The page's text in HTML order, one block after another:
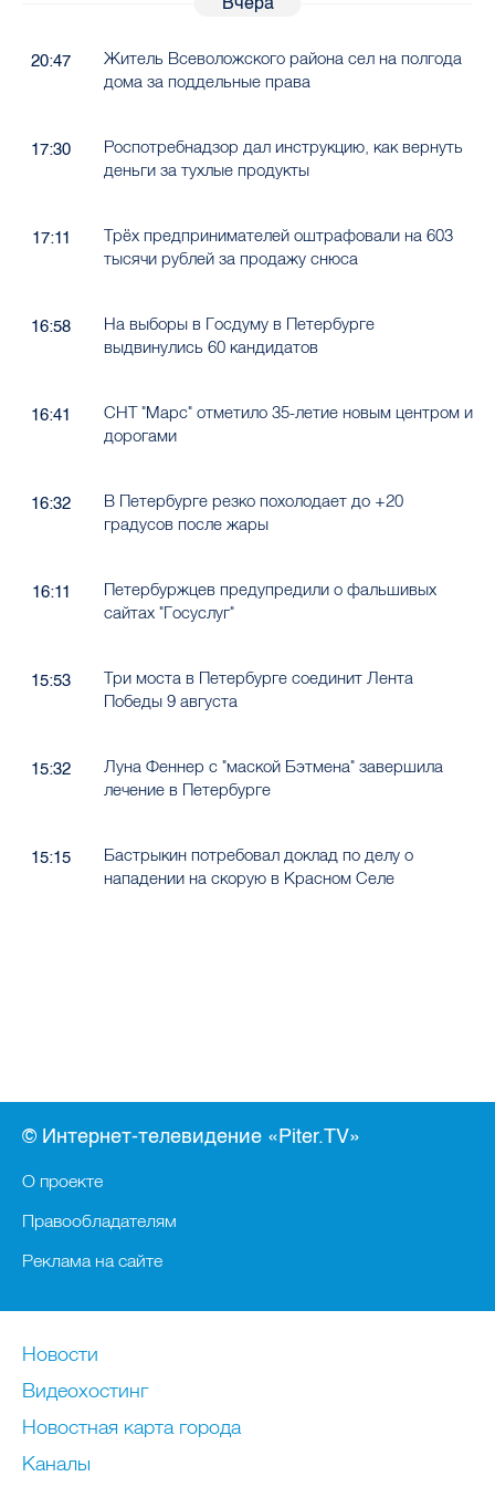
20:47
Житель Всеволожского района сел на полгода
дома за поддельные права
17:30
Роспотребнадзор дал инструкцию, как вернуть
деньги за тухлые продукты
17:11
Трёх предпринимателей оштрафовали на 603
тысячи рублей за продажу снюса
16:58
На выборы в Госдуму в Петербурге
выдвинулись 60 кандидатов
16:41
СНТ "Марс" отметило 35-летие новым центром и
дорогами
16:32
В Петербурге резко похолодает до +20
градусов после жары
16:11
Петербуржцев предупредили о фальшивых
сайтах "Госуслуг"
15:53
Три моста в Петербурге соединит Лента
Победы 9 августа
15:32
Луна Феннер с "маской Бэтмена" завершила
лечение в Петербурге
15:15
Бастрыкин потребовал доклад по делу о
нападении на скорую в Красном Селе
© Интернет-телевидение «Piter.TV»
О проекте
Правообладателям
Реклама на сайте
Новости
Видеохостинг
Новостная карта города
Каналы